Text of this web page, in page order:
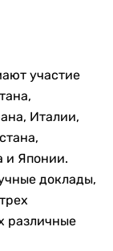
участие
Италии,
и Японии.
доклады,
различные